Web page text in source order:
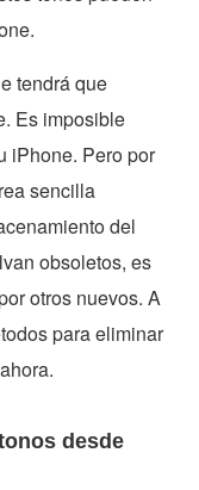
tendrá que
Es imposible
iPhone. Pero por
sencilla
del
obsoletos, es
otros nuevos. A
para eliminar
desde